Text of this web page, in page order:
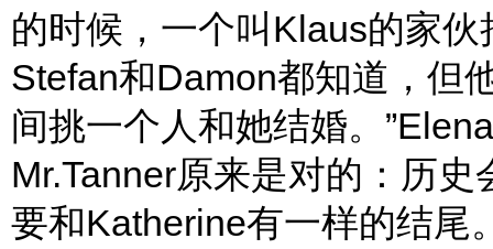
的时候，一个叫Klaus的家
Stefan和Damon都知道，但
间挑一个人和她结婚。
Mr.Tanner原来是对的：历
要和Katherine有一样的结尾